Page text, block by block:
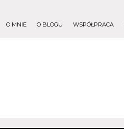
O MNIE O BLOGU WSPÓŁPRACA